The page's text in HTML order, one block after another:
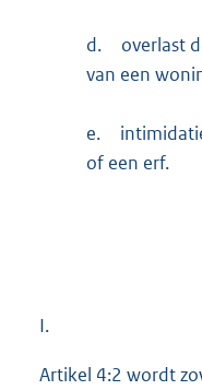
d.
overlast
van een
e.
of een erf.
I.
Artikel 4:2 wordt